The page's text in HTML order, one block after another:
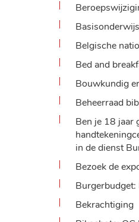
Basisonderwijs
Belgische
Bed and
Bouwkundig
Beheerraad
Ben je 18 jaar
in de dienst
Bezoek de
Burgerbudget:
Bekrachtiging